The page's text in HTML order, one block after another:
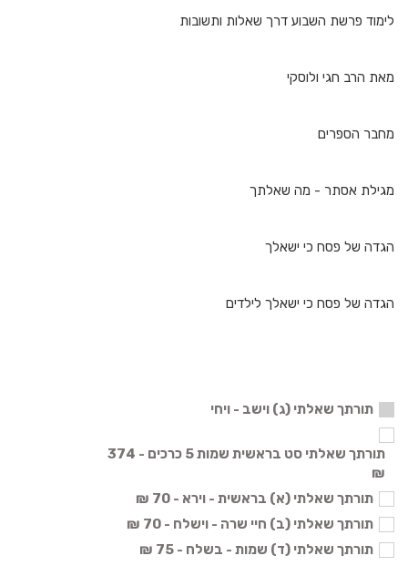
לימוד פרשת השבוע דרך שאלות ותשובות
מאת הרב חגי ולוסקי
מחבר הספרים
מגילת אסתר - מה שאלתך
הגדה של פסח כי ישאלך
הגדה של פסח כי ישאלך לילדים
תורתך שאלתי (ג) וישב - ויחי
תורתך שאלתי סט בראשית שמות 5 כרכים - 374
₪
תורתך שאלתי (א) בראשית - וירא - 70 ₪
תורתך שאלתי (ב) חיי שרה - וישלח - 70 ₪
תורתך שאלתי (ד) שמות - בשלח - 75 ₪